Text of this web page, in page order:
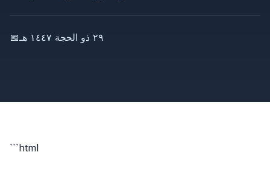
📅 ٢٩ ذو الحجة ١٤٤٧ هـ
```html